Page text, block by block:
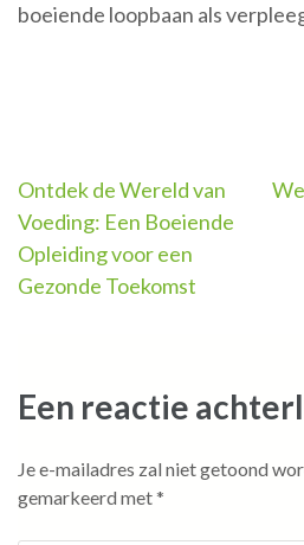
boeiende loopbaan als
Berichtnavigatie
Ontdek de Wereld van
Voeding: Een Boeiende
Opleiding voor een
Gezonde Toekomst
Een reactie
Je e-mailadres zal niet getoond
gemarkeerd met*